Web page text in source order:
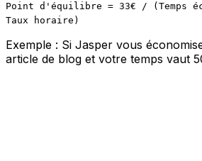
Point d'équilibre = 33€ / (Temps
Taux horaire)
Exemple : Si Jasper vous
article de blog et votre temps vaut